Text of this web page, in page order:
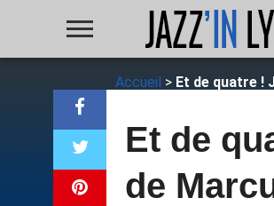
Accueil > Et de quatre !
Et de
de